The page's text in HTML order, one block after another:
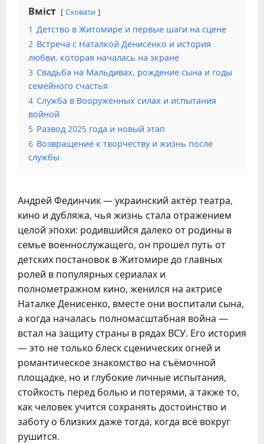
Вміст Сховати
1 Детство в Житомире и первые шаги на сцене
2 Встреча с Наталкой Денисенко и история
любви, которая началась на экране
3 Свадьба на Мальдивах, рождение сына и годы
семейного счастья
4 Служба в Вооружённых силах и испытания
войной
5 Развод 2025 года и новый этап
6 Возвращение к творчеству и жизнь после
службы
Андрей Фединчик — украинский актёр театра,
кино и дубляжа, чья жизнь стала отражением
целой эпохи: родившийся далеко от родины в
семье военнослужащего, он прошёл путь от
детских постановок в Житомире до главных
ролей в популярных сериалах и
полнометражном кино, женился на актрисе
Наталке Денисенко, вместе они воспитали сына,
а когда началась полномасштабная война —
встал на защиту страны в рядах ВСУ. Его история
— это не только блеск сценических огней и
романтическое знакомство на съёмочной
площадке, но и глубокие личные испытания,
стойкость перед болью и потерями, а также то,
как человек учится сохранять достоинство и
заботу о близких даже тогда, когда всё вокруг
рушится.